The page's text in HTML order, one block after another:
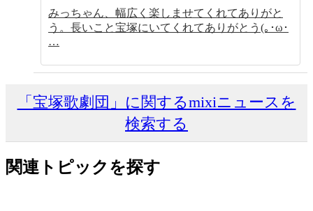
みっちゃん、幅広く楽しませてくれてありがと
う。長いこと宝塚にいてくれてありがとう(｡･ω･
…
「宝塚歌劇団」に関するmixiニュースを
検索する
関連トピックを探す